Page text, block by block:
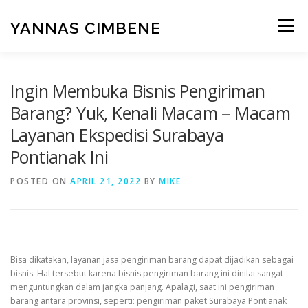
content
YANNAS CIMBENE Menu
PENDIDIKAN RUMAH
TEKNOLOGI UMUM WISATA
Ingin Membuka Bisnis Pengiriman
Barang? Yuk, Kenali Macam – Macam
Layanan Ekspedisi Surabaya
Pontianak Ini
POSTED ON APRIL 21, 2022 BY MIKE
Bisa dikatakan, layanan jasa pengiriman barang dapat dijadikan sebagai
bisnis. Hal tersebut karena bisnis pengiriman barang ini dinilai sangat
menguntungkan dalam jangka panjang. Apalagi, saat ini pengiriman
barang antara provinsi, seperti: pengiriman paket Surabaya Pontianak